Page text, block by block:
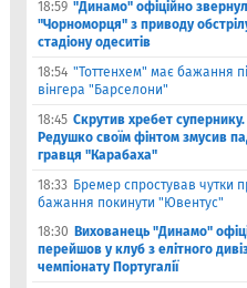
18:59 "Динамо" офіційно
"Чорноморця" з приводу
стадіону одеситів
18:54 "Тоттенхем" має бажання
вінгера "Барселони"
18:45 Скрутив хребет
Редушко своїм фінтом змусив
гравця "Карабаха"
18:33 Бремер спростував чутки
бажання покинути "Ювентус"
18:30 Вихованець "Динамо"
перейшов у клуб з елітного
чемпіонату Португалії